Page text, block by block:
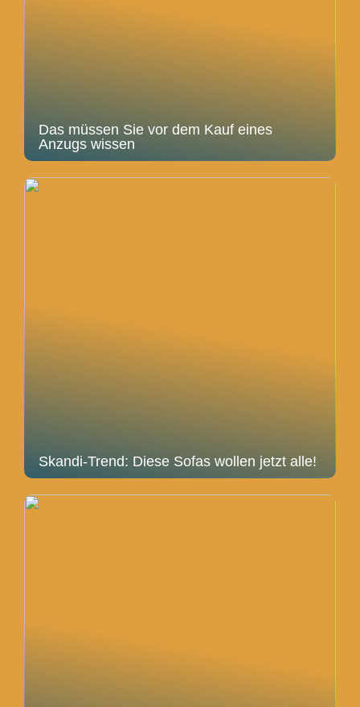
Das müssen Sie vor dem Kauf eines
Anzugs wissen
Skandi-Trend: Diese Sofas wollen jetzt alle!